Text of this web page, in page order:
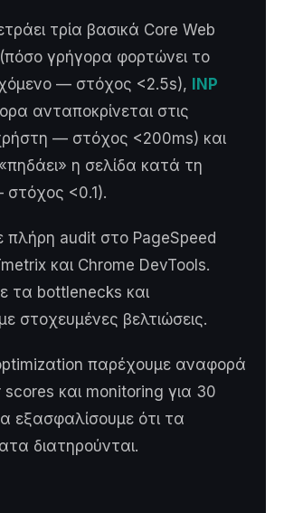
τρία βασικά Core Web
(πόσο γρήγορα φορτώνει το
— στόχος <2.5s),
INP
ανταποκρίνεται στις
— στόχος <200ms) και
η σελίδα κατά τη
<0.1).
πλήρη audit στο PageSpeed
και Chrome DevTools.
τα bottlenecks και
στοχευμένες βελτιώσεις.
παρέχουμε αναφορά
και monitoring για 30
εξασφαλίσουμε ότι τα
διατηρούνται.